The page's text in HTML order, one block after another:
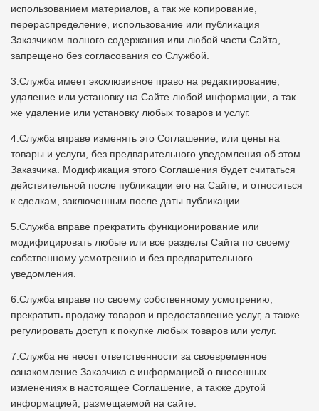
использованием материалов, а так же копирование,
перераспределение, использование или публикация
Заказчиком полного содержания или любой части Сайта,
запрещено без согласования со Службой.
3.Служба имеет эксклюзивное право на редактирование,
удаление или установку на Сайте любой информации, а так
же удаление или установку любых товаров и услуг.
4.Служба вправе изменять это Соглашение, или цены на
товары и услуги, без предварительного уведомления об этом
Заказчика. Модификация этого Соглашения будет считаться
действительной после публикации его на Сайте, и относиться
к сделкам, заключенным после даты публикации.
5.Служба вправе прекратить функционирование или
модифицировать любые или все разделы Сайта по своему
собственному усмотрению и без предварительного
уведомления.
6.Служба вправе по своему собственному усмотрению,
прекратить продажу товаров и предоставление услуг, а также
регулировать доступ к покупке любых товаров или услуг.
7.Служба не несет ответственности за своевременное
ознакомление Заказчика с информацией о внесенных
изменениях в настоящее Соглашение, а также другой
информацией, размещаемой на сайте.